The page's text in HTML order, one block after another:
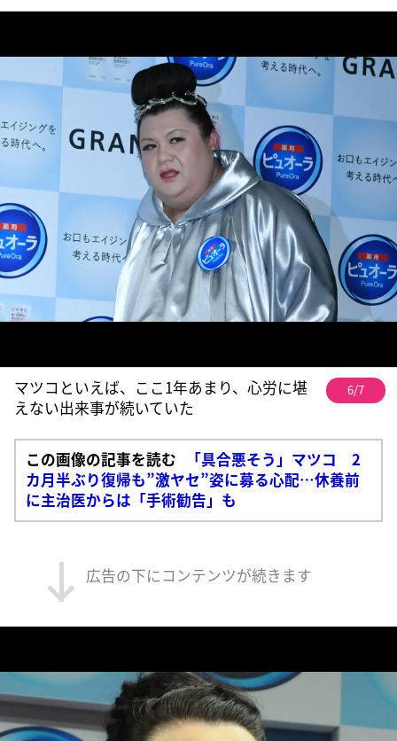
マツコといえば、ここ1年あまり、心労に堪
えない出来事が続いていた
6/7
この画像の記事を読む
「具合悪そう」マツコ 2
カ月半ぶり復帰も”激ヤセ”姿に募る心配…休養前
に主治医からは「手術勧告」も
広告の下にコンテンツが続きます